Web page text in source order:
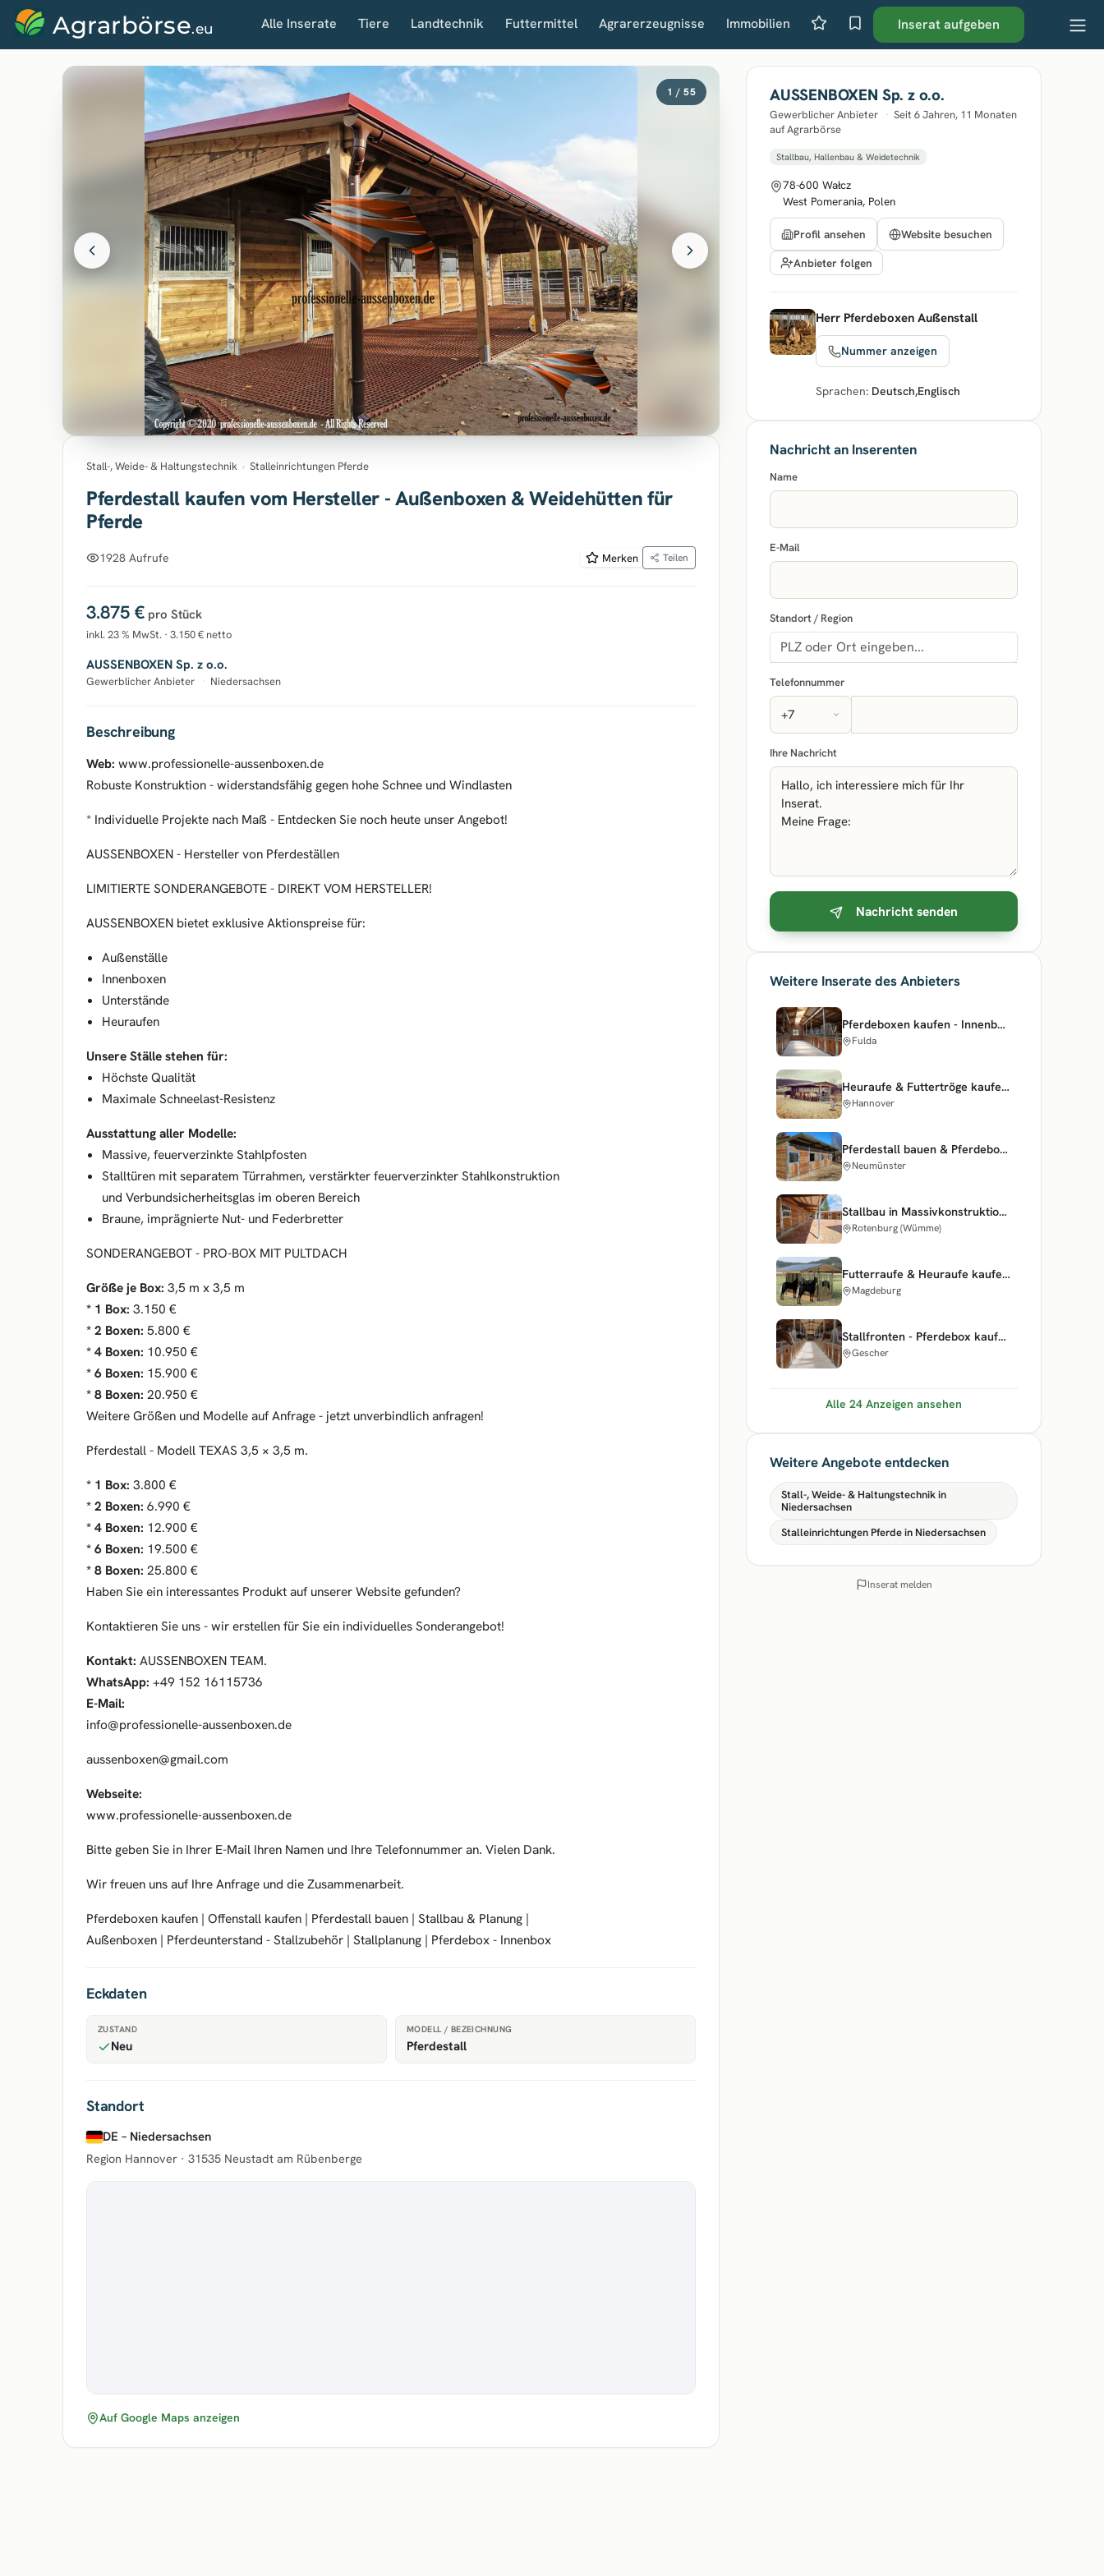
Agrarbörse.eu Alle Inserate Tiere Landtechnik Futtermittel Agrarerzeugnisse Immobilien Inserat aufgeben
1 / 55
Stall-, Weide- & Haltungstechnik › Stalleinrichtungen Pferde
Pferdestall kaufen vom Hersteller - Außenboxen & Weidehütten für
Pferde
1928 Aufrufe Merken Teilen
3.875 € pro Stück
inkl. 23 % MwSt. · 3.150 € netto
AUSSENBOXEN Sp. z o.o.
Gewerblicher Anbieter · Niedersachsen
Beschreibung
Web: www.professionelle-aussenboxen.de
Robuste Konstruktion - widerstandsfähig gegen hohe Schnee und Windlasten
* Individuelle Projekte nach Maß - Entdecken Sie noch heute unser Angebot!
AUSSENBOXEN - Hersteller von Pferdeställen
LIMITIERTE SONDERANGEBOTE - DIREKT VOM HERSTELLER!
AUSSENBOXEN bietet exklusive Aktionspreise für:
Außenställe
Innenboxen
Unterstände
Heuraufen
Unsere Ställe stehen für:
Höchste Qualität
Maximale Schneelast-Resistenz
Ausstattung aller Modelle:
Massive, feuerverzinkte Stahlpfosten
Stalltüren mit separatem Türrahmen, verstärkter feuerverzinkter Stahlkonstruktion
und Verbundsicherheitsglas im oberen Bereich
Braune, imprägnierte Nut- und Federbretter
SONDERANGEBOT - PRO-BOX MIT PULTDACH
Größe je Box: 3,5 m x 3,5 m
* 1 Box: 3.150 €
* 2 Boxen: 5.800 €
* 4 Boxen: 10.950 €
* 6 Boxen: 15.900 €
* 8 Boxen: 20.950 €
Weitere Größen und Modelle auf Anfrage - jetzt unverbindlich anfragen!
Pferdestall - Modell TEXAS 3,5 × 3,5 m.
* 1 Box: 3.800 €
* 2 Boxen: 6.990 €
* 4 Boxen: 12.900 €
* 6 Boxen: 19.500 €
* 8 Boxen: 25.800 €
Haben Sie ein interessantes Produkt auf unserer Website gefunden?
Kontaktieren Sie uns - wir erstellen für Sie ein individuelles Sonderangebot!
Kontakt: AUSSENBOXEN TEAM.
WhatsApp: +49 152 16115736
E-Mail:
info@professionelle-aussenboxen.de
aussenboxen@gmail.com
Webseite:
www.professionelle-aussenboxen.de
Bitte geben Sie in Ihrer E-Mail Ihren Namen und Ihre Telefonnummer an. Vielen Dank.
Wir freuen uns auf Ihre Anfrage und die Zusammenarbeit.
Pferdeboxen kaufen | Offenstall kaufen | Pferdestall bauen | Stallbau & Planung |
Außenboxen | Pferdeunterstand - Stallzubehör | Stallplanung | Pferdebox - Innenbox
Eckdaten
ZUSTAND
Neu
MODELL / BEZEICHNUNG
Pferdestall
Standort
DE – Niedersachsen
Region Hannover · 31535 Neustadt am Rübenberge
Auf Google Maps anzeigen
AUSSENBOXEN Sp. z o.o.
Gewerblicher Anbieter · Seit 6 Jahren, 11 Monaten
auf Agrarbörse
Stallbau, Hallenbau & Weidetechnik
78-600 Wałcz
West Pomerania, Polen
Profil ansehen
Website besuchen
Anbieter folgen
Herr Pferdeboxen Außenstall
Nummer anzeigen
Sprachen: Deutsch,Englisch
Nachricht an Inserenten
Name
E-Mail
Standort / Region
Telefonnummer
Ihre Nachricht
Nachricht senden
Weitere Inserate des Anbieters
Pferdeboxen kaufen - Innenboxen & Stallfronten für den Stallbau | Stallboxen
Fulda
Heuraufe & Futtertröge kaufen - Pferderaufen für den Stall
Hannover
Pferdestall bauen & Pferdebox & Offenstall - ideal für den Paddock
Neumünster
Stallbau in Massivkonstruktion - Pferdebox für den Pferdestall & Außenstall
Rotenburg (Wümme)
Futterraufe & Heuraufe kaufen - Futtertröge ideal für Pferde
Magdeburg
Stallfronten - Pferdebox kaufen & Innenboxen kaufen ideal für Ställe
Gescher
Alle 24 Anzeigen ansehen
Weitere Angebote entdecken
Stall-, Weide- & Haltungstechnik in
Niedersachsen
Stalleinrichtungen Pferde in Niedersachsen
Inserat melden